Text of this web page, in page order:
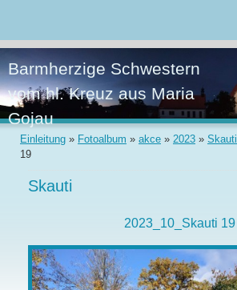
Barmherzige Schwestern
vom hl. Kreuz aus Maria
Gojau
Einleitung » Fotoalbum » akce » 2023 » Skauti
19
Skauti
2023_10_Skauti 19